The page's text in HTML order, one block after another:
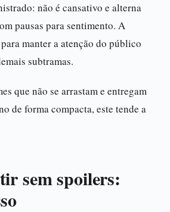
não é cansativo e alterna
pausas para sentimento. A
manter a atenção do público
subtramas.
que não se arrastam e entregam
de forma compacta, este tende a
sem spoilers: